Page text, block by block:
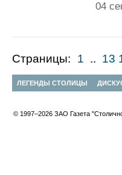
04
Страницы: 1 .. 13
ЛЕГЕНДЫ СТОЛИЦЫ
© 1997–2026 ЗАО Газета